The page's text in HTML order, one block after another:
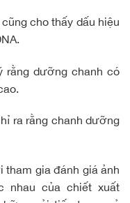
cho thấy dấu hiệu
rằng dưỡng chanh có
ra rằng chanh dưỡng
tham gia đánh giá ảnh
nhau của chiết xuất